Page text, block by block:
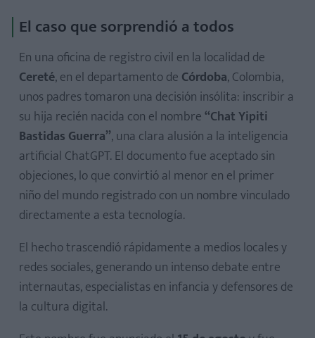
El caso que sorprendió a todos
En una oficina de registro civil en la localidad de
Cereté, en el departamento de Córdoba, Colombia,
unos padres tomaron una decisión insólita: inscribir a
su hija recién nacida con el nombre“Chat Yipiti
Bastidas Guerra”, una clara alusión a la inteligencia
artificial ChatGPT. El documento fue aceptado sin
objeciones, lo que convirtió al menor en el primer
niño del mundo registrado con un nombre vinculado
directamente a esta tecnología.
El hecho trascendió rápidamente a medios locales y
redes sociales, generando un intenso debate entre
internautas, especialistas en infancia y defensores de
la cultura digital.